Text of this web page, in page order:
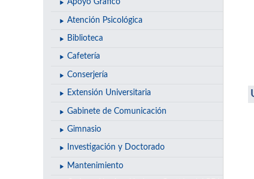
Apoyo Gráfico
Atención Psicológica
Biblioteca
Cafetería
Conserjería
Extensión Universitaria
Gabinete de Comunicación
Gimnasio
Investigación y Doctorado
Mantenimiento